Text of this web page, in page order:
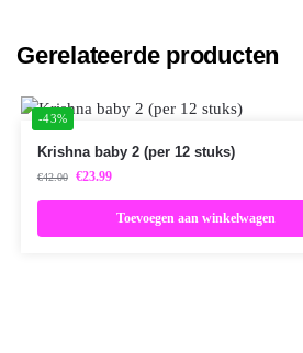
Gerelateerde producten
-43%
Krishna baby 2 (per 12 stuks)
€42.00 €23.99
Toevoegen aan winkelwagen